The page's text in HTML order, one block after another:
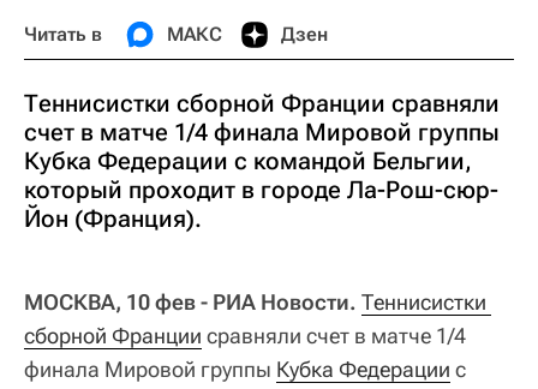
Читать в МАКС Дзен
Теннисистки сборной Франции сравняли
счет в матче 1/4 финала Мировой группы
Кубка Федерации с командой Бельгии,
который проходит в городе Ла-Рош-сюр-
Йон (Франция).
МОСКВА, 10 фев - РИА Новости. Теннисистки
сборной Франции сравняли счет в матче 1/4
финала Мировой группы Кубка Федерации с